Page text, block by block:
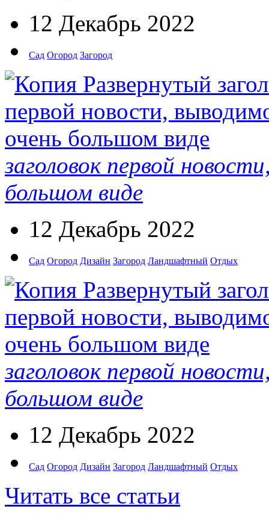
12 Декабрь 2022
Сад Огород Загород
заголовок первой
большом виде
12 Декабрь 2022
Сад Огород Дизайн Загород Ландшафтный Отдых
заголовок первой
большом виде
12 Декабрь 2022
Сад Огород Дизайн Загород Ландшафтный Отдых
Читать все статьи